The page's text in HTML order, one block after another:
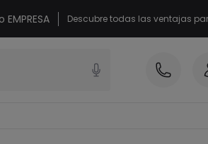
Descubre todas las ventajas